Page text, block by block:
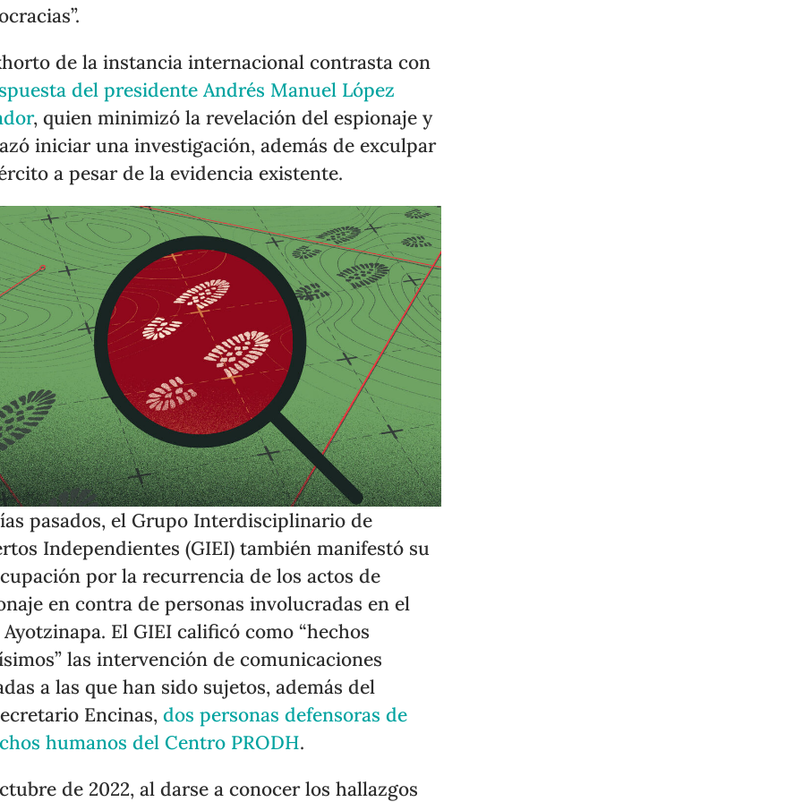
de la instancia internacional contrasta con
del presidente Andrés Manuel López
, quien minimizó la revelación del espionaje y
iniciar una investigación, además de exculpar
a pesar de la evidencia existente.
pasados, el Grupo Interdisciplinario de
Independientes (GIEI) también manifestó su
por la recurrencia de los actos de
en contra de personas involucradas en el
Ayotzinapa. El GIEI calificó como “hechos
las intervención de comunicaciones
a las que han sido sujetos, además del
Encinas,dos personas defensoras de
humanos del Centro PRODH.
de 2022, al darse a conocer los hallazgos